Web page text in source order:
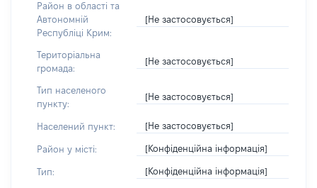
Район в області та
Автономній
Республіці Крим:
[Не застосовується]
Територіальна
громада:
[Не застосовується]
Тип населеного
пункту:
[Не застосовується]
Населений пункт: [Не застосовується]
Район у місті: [Конфіденційна інформація]
Тип: [Конфіденційна інформація]